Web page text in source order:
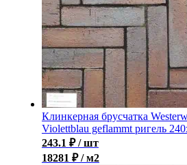
Клинкерная брусчатка
Violettblau geflammt ригель
243.1 ₽ / шт
18281 ₽ / м2